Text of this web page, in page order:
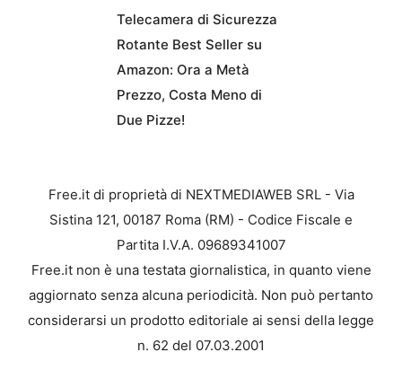
Telecamera di Sicurezza
Rotante Best Seller su
Amazon: Ora a Metà
Prezzo, Costa Meno di
Due Pizze!
Free.it di proprietà di NEXTMEDIAWEB SRL - Via
Sistina 121, 00187 Roma (RM) - Codice Fiscale e
Partita I.V.A. 09689341007
Free.it non è una testata giornalistica, in quanto viene
aggiornato senza alcuna periodicità. Non può pertanto
considerarsi un prodotto editoriale ai sensi della legge
n. 62 del 07.03.2001